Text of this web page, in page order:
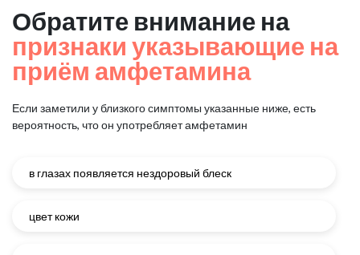
Обратите внимание на
признаки указывающие на
приём амфетамина
Если заметили у близкого симптомы указанные ниже, есть
вероятность, что он употребляет амфетамин
в глазах появляется нездоровый блеск
цвет кожи